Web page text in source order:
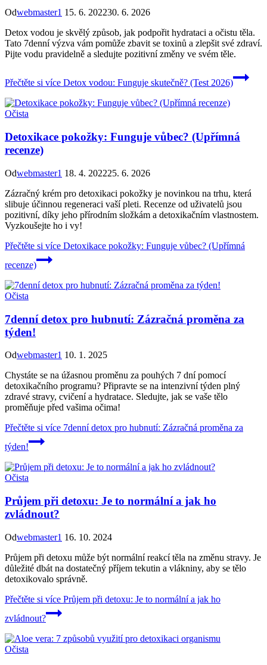
Odwebmaster1 15. 6. 202230. 6. 2026
Detox vodou je skvělý způsob, jak podpořit hydrataci a očistu těla.
Tato 7denní výzva vám pomůže zbavit se toxinů a zlepšit své zdraví.
Pijte vodu pravidelně a sledujte pozitivní změny ve svém těle.
Přečtěte si více Detox vodou: Funguje skutečně? (Test 2026)
Očista
Detoxikace pokožky: Funguje vůbec? (Upřímná
recenze)
Odwebmaster1 18. 4. 202225. 6. 2026
Zázračný krém pro detoxikaci pokožky je novinkou na trhu, která
slibuje účinnou regeneraci vaší pleti. Recenze od uživatelů jsou
pozitivní, díky jeho přírodním složkám a detoxikačním vlastnostem.
Vyzkoušejte ho i vy!
Přečtěte si více Detoxikace pokožky: Funguje vůbec? (Upřímná
recenze)
Očista
7denní detox pro hubnutí: Zázračná proměna za
týden!
Odwebmaster1 10. 1. 2025
Chystáte se na úžasnou proměnu za pouhých 7 dní pomocí
detoxikačního programu? Připravte se na intenzivní týden plný
zdravé stravy, cvičení a hydratace. Sledujte, jak se vaše tělo
proměňuje před vašima očima!
Přečtěte si více 7denní detox pro hubnutí: Zázračná proměna za
týden!
Očista
Průjem při detoxu: Je to normální a jak ho
zvládnout?
Odwebmaster1 16. 10. 2024
Průjem při detoxu může být normální reakcí těla na změnu stravy. Je
důležité dbát na dostatečný příjem tekutin a vlákniny, aby se tělo
detoxikovalo správně.
Přečtěte si více Průjem při detoxu: Je to normální a jak ho
zvládnout?
Očista